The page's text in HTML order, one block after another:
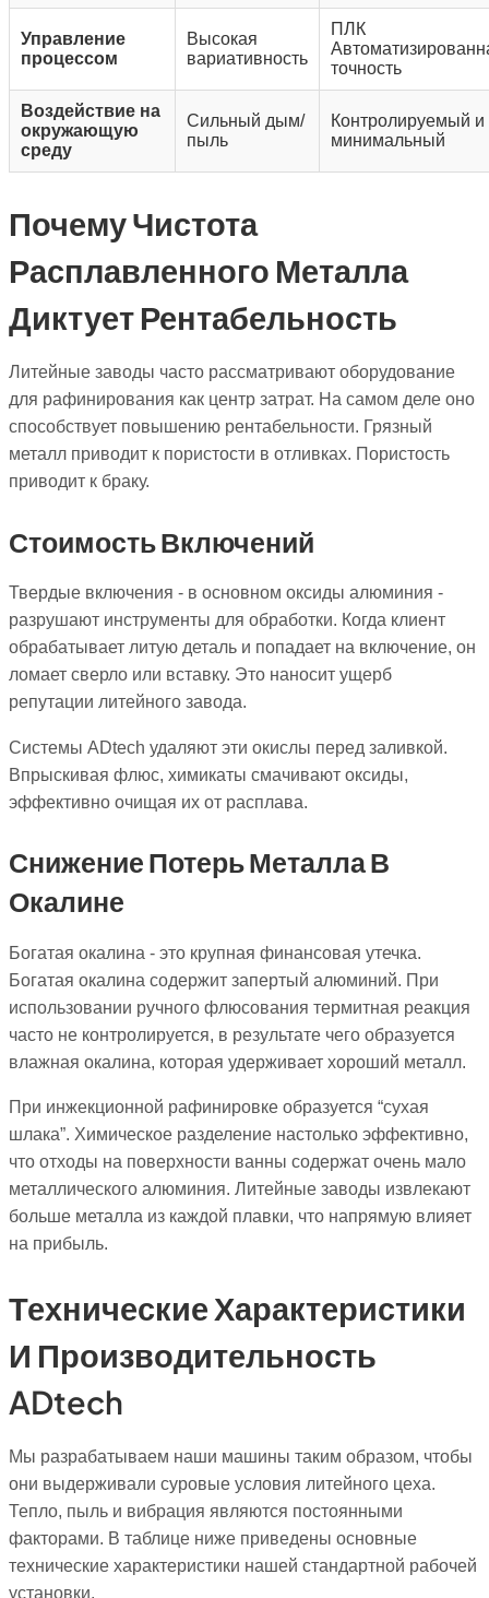
Управление
процессом
Высокая
вариативность
ПЛК
точность
Воздействие на
окружающую
среду
Сильный дым/
пыль
Контролируемый и
минимальный
Почему Чистота
Расплавленного Металла
Диктует Рентабельность
Литейные заводы часто рассматривают оборудование
для рафинирования как центр затрат. На самом деле оно
способствует повышению рентабельности. Грязный
металл приводит к пористости в отливках. Пористость
приводит к браку.
Стоимость Включений
Твердые включения - в основном оксиды алюминия -
разрушают инструменты для обработки. Когда клиент
обрабатывает литую деталь и попадает на включение, он
ломает сверло или вставку. Это наносит ущерб
репутации литейного завода.
Системы ADtech удаляют эти окислы перед заливкой.
Впрыскивая флюс, химикаты смачивают оксиды,
эффективно очищая их от расплава.
Снижение Потерь Металла В
Окалине
Богатая окалина - это крупная финансовая утечка.
Богатая окалина содержит запертый алюминий. При
использовании ручного флюсования термитная реакция
часто не контролируется, в результате чего образуется
влажная окалина, которая удерживает хороший металл.
При инжекционной рафинировке образуется “сухая
шлака”. Химическое разделение настолько эффективно,
что отходы на поверхности ванны содержат очень мало
металлического алюминия. Литейные заводы извлекают
больше металла из каждой плавки, что напрямую влияет
на прибыль.
Технические Характеристики
И Производительность
ADtech
Мы разрабатываем наши машины таким образом, чтобы
они выдерживали суровые условия литейного цеха.
Тепло, пыль и вибрация являются постоянными
факторами. В таблице ниже приведены основные
технические характеристики нашей стандартной рабочей
установки.